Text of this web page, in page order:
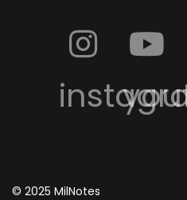
© 2025 MilNotes